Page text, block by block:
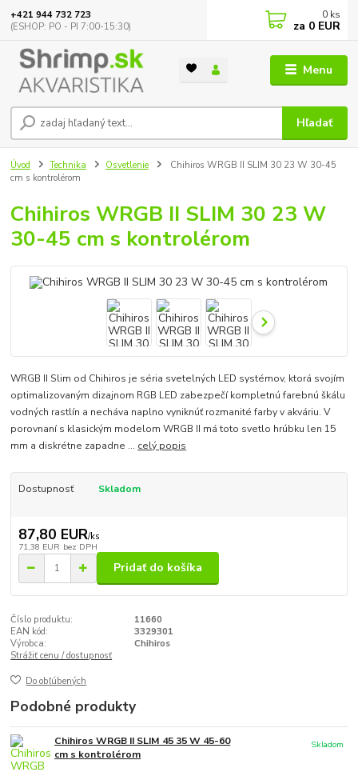
Menu
Hľadať
+421 944 732 723
(ESHOP: PO - PI 7:00-15:30)
0 ks
za 0 EUR
Úvod Technika Osvetlenie
Chihiros WRGB II SLIM 30 23 W 30-45
cm s kontrolérom
Chihiros WRGB II SLIM 30 23 W
30-45 cm s kontrolérom
WRGB II Slim od Chihiros je séria svetelných LED systémov, ktorá svojím
optimalizovaným dizajnom RGB LED zabezpečí kompletnú farebnú škálu
vodných rastlín a necháva naplno vyniknúť rozmanité farby v akváriu. V
porovnaní s klasickým modelom WRGB II má toto svetlo hrúbku len 15
mm a diskrétne zapadne ... celý popis
Dostupnosť Skladom
87,80 EUR/ks
71,38 EUR bez DPH
Pridať do košíka
Číslo produktu:
11660
EAN kód:
3329301
Výrobca:
Chihiros
Strážiť cenu / dostupnosť
Do obľúbených
Podobné produkty
Chihiros WRGB II SLIM 45 35 W 45-60
cm s kontrolérom
Skladom